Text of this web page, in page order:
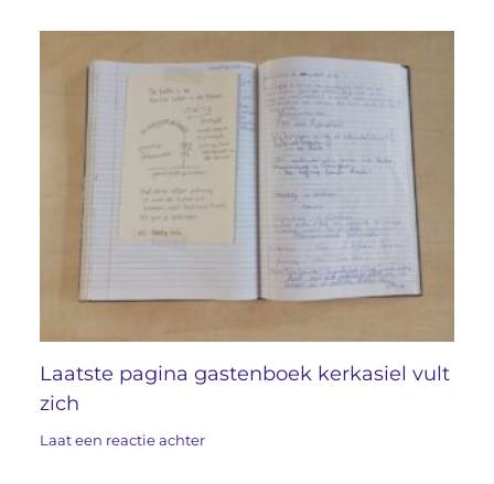
Laatste pagina gastenboek kerkasiel vult
zich
Laat een reactie achter